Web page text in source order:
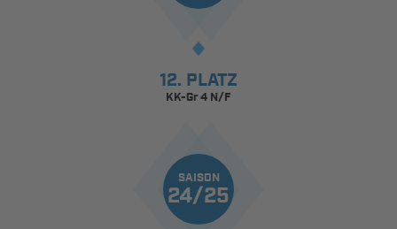
12. PLATZ
KK-Gr 4 N/F
SAISON
24/25